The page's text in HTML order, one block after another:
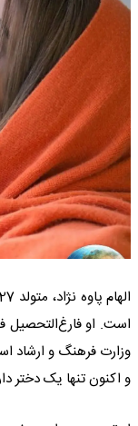
است. او فارغ‌التحصیل
و اکنون تنها یک دختر